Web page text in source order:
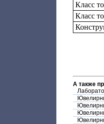
Класс
Класс
А также